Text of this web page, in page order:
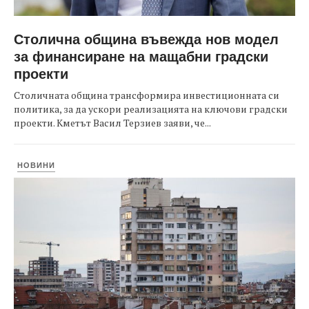
Столична община въвежда нов модел
за финансиране на мащабни градски
проекти
Столичната община трансформира инвестиционната си
политика, за да ускори реализацията на ключови градски
проекти. Кметът Васил Терзиев заяви, че...
НОВИНИ